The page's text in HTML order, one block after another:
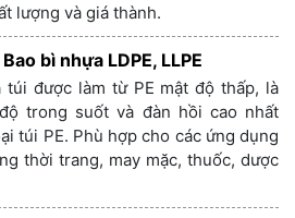
lượng và giá thành.
bì nhựa LDPE, LLPE
túi được làm từ PE mật độ thấp, là
trong suốt và đàn hồi cao nhất
túi PE. Phù hợp cho các ứng dụng
thời trang, may mặc, thuốc, dược